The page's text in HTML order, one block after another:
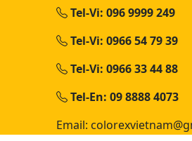
Tel-Vi: 096 9999 249
Tel-Vi: 0966 54 79 39
Tel-Vi: 0966 33 44 88
Tel-En: 09 8888 4073
Email: